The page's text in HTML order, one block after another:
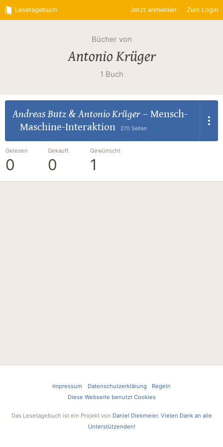
Lesetagebuch Jetzt anmelden Zum Login
Bücher von
Antonio Krüger
1 Buch
Andreas Butz&Antonio Krüger– Mensch-
Maschine-Interaktion
270 Seiten
Gelesen
0
Gekauft
0
Gewünscht
1
Impressum Datenschutzerklärung
Regeln
Diese Webseite benutzt Cookies
Das Lesetagebuch ist ein Projekt von Daniel Diekmeier. Vielen Dank an alle
Unterstützenden!